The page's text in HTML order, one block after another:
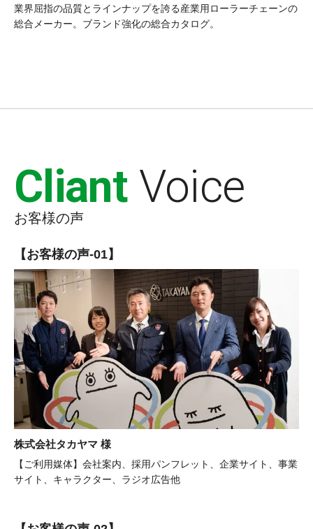
業界屈指の品質とラインナップを誇る産業用ローラーチェーンの
総合メーカー。ブランド強化の総合カタログ。
Cliant Voice
お客様の声
【お客様の声-01】
株式会社タカヤマ 様
【ご利用媒体】会社案内、採用パンフレット、企業サイト、事業
サイト、キャラクター、ラジオ広告他